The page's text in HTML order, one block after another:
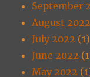
September
August 2022
July 2022 (1)
June 2022
May 2022